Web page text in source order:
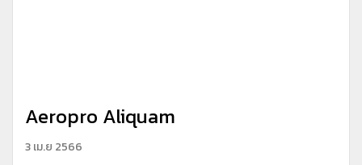
Aeropro Aliquam
3 เม.ย 2566